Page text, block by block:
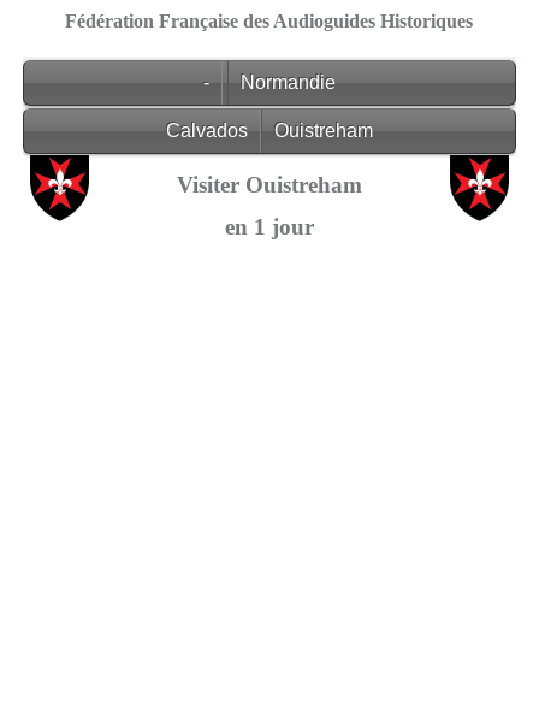
Fédération Française des Audioguides Historiques
- Normandie
Calvados Ouistreham
Visiter Ouistreham
en 1 jour